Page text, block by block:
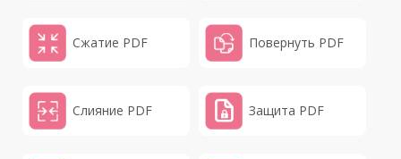
Сжатие PDF
Слияние PDF
Повернуть PDF
Защита PDF